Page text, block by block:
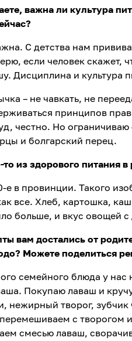
важна ли культура
С детства нам
если человек скажет,
Дисциплина и культура
– не чавкать, не
принципов
честно. Но
и болгарский перец.
то из здорового питания
е в провинции. Такого
все. Хлеб, картошка,
больше, и вкус овощей
вам достались от
Можете поделиться
семейного блюда у нас
Покупаю лаваш и
нежирный творог,
с творогом
смесью лаваш,